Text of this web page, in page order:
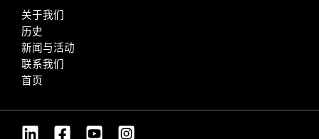
关于我们
历史
新闻与活动
联系我们
首页